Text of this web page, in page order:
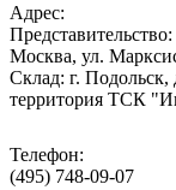
Адрес:
Москва, ул.
Cклад: г.
территория ТСК
Телефон:
(495) 748-09-07